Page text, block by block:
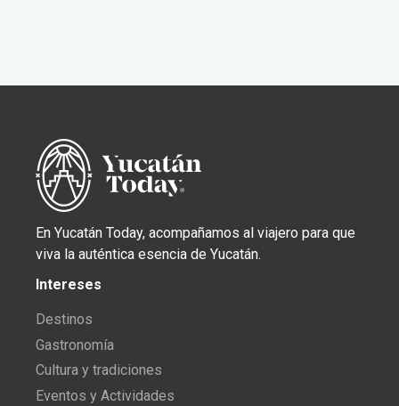
En Yucatán Today, acompañamos al viajero para que
viva la auténtica esencia de Yucatán.
Intereses
Destinos
Gastronomía
Cultura y tradiciones
Eventos y Actividades